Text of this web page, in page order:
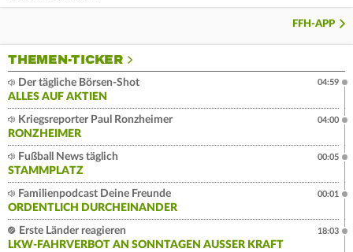
FFH-APP
THEMEN-TICKER
Der tägliche Börsen-Shot
ALLES AUF AKTIEN
04:59
Kriegsreporter Paul Ronzheimer
RONZHEIMER
04:00
Fußball News täglich
STAMMPLATZ
00:05
Familienpodcast Deine Freunde
ORDENTLICH DURCHEINANDER
00:01
Erste Länder reagieren
LKW-FAHRVERBOT AN SONNTAGEN AUSSER KRAFT
18:03